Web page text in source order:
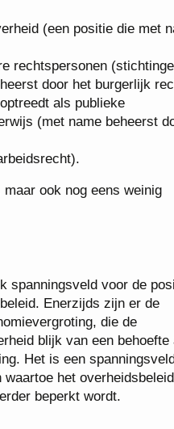
(een positie die met
rechtspersonen
door het burgerlijk
als publieke
(met name beheerst
ook nog eens weinig
spanningsveld voor de
Enerzijds zijn er de
die de
blijk van een behoefte
Het is een
het overheidsbeleid
beperkt wordt.